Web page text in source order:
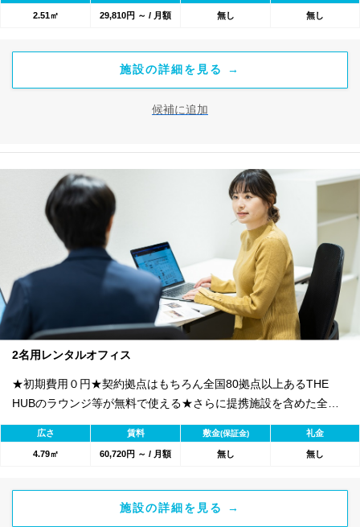
2.51㎡ 29,810円 ～ / 月額 無し 無し
施設の詳細を見る →
候補に追加
2名用レンタルオフィス
★初期費用０円★契約拠点はもちろん全国80拠点以上あるTHE
HUBのラウンジ等が無料で使える★さらに提携施設を含めた全
1800のワークスペースが利用可能★
広さ 賃料 敷金(保証金) 礼金
4.79㎡ 60,720円 ～ / 月額 無し 無し
施設の詳細を見る →